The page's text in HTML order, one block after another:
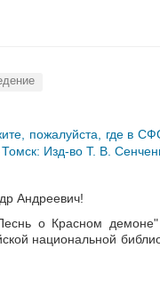
пожалуйста, где в
Изд-во Т. В.
Андреевич!
о Красном
национальной